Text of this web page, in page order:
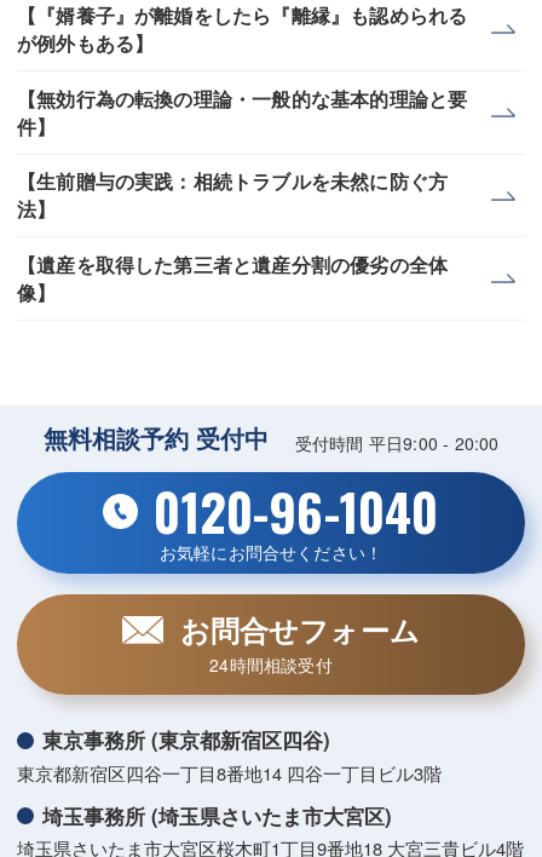
【『婿養子』が離婚をしたら『離縁』も認められる
が例外もある】
【無効行為の転換の理論・一般的な基本的理論と要
件】
【生前贈与の実践：相続トラブルを未然に防ぐ方
法】
【遺産を取得した第三者と遺産分割の優劣の全体
像】
無料相談予約 受付中 受付時間 平日9:00 - 20:00
0120-96-1040
お気軽にお問合せください！
お問合せフォーム
24時間相談受付
東京事務所 (東京都新宿区四谷)
東京都新宿区四谷一丁目8番地14 四谷一丁目ビル3階
埼玉事務所 (埼玉県さいたま市大宮区)
埼玉県さいたま市大宮区桜木町1丁目9番地18 大宮三貴ビル4階